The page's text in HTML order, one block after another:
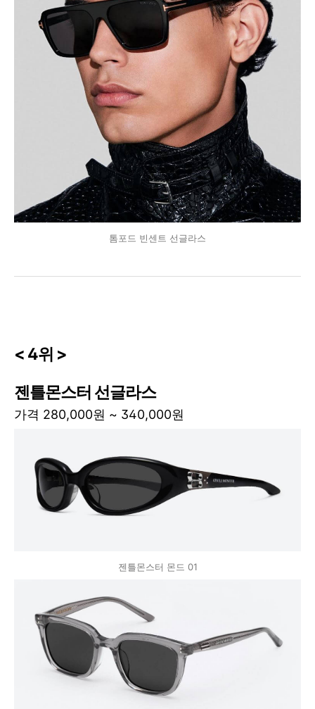
톰포드 빈센트 선글라스
< 4위 >
젠틀몬스터 선글라스
가격 280,000원 ~ 340,000원
젠틀몬스터 몬드 01